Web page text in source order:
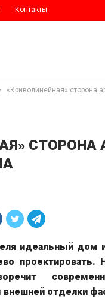
Контакты
«Криволинейная» сторона
СТОРОНА
идеальный дом
проектировать.
внешней отделки